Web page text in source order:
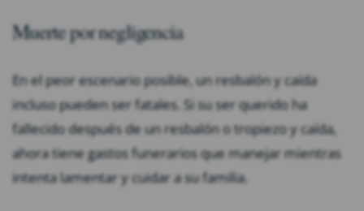
Muerte por negligencia
En el peor escenario posible, un resbalón y caída
incluso pueden ser fatales. Si su ser querido ha
fallecido después de un resbalón o tropiezo y caída,
ahora tiene gastos funerarios que manejar mientras
intenta lamentar y cuidar a su familia.